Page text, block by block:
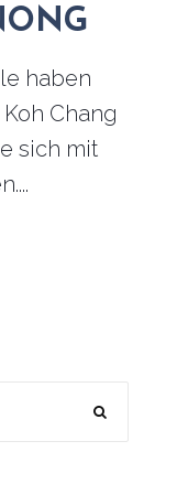
haben
Chang
sich mit